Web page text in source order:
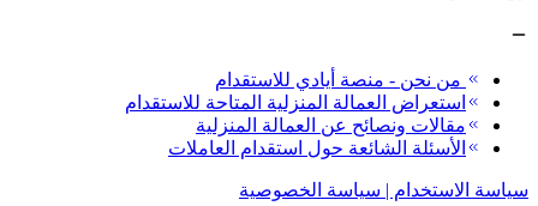
من نحن - منصة أيادي للاستقدام
استعراض العمالة المنزلية المتاحة للاستقدام
مقالات ونصائح عن العمالة المنزلية
الأسئلة الشائعة حول استقدام العاملات
سياسة الاستخدام | سياسة الخصوصية